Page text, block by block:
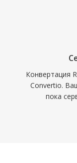
Конвертация
Convertio.
пока